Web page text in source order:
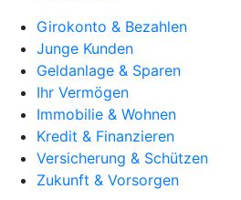
Girokonto & Bezahlen
Junge Kunden
Geldanlage & Sparen
Ihr Vermögen
Immobilie & Wohnen
Kredit & Finanzieren
Versicherung & Schützen
Zukunft & Vorsorgen